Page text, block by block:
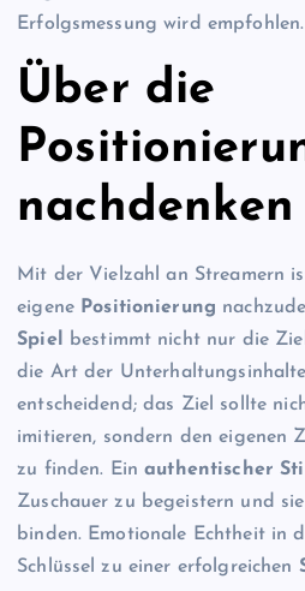
Erfolgsmessung wird empfohlen.
Über die
nachdenken
Mit der Vielzahl an Streamern
eigene Positionierung
Spiel
bestimmt nicht nur die
die Art der
entscheidend; das Ziel sollte
imitieren, sondern den eigenen
zu finden. Einauthentischer Stil
Zuschauer zu begeistern und
binden. Emotionale Echtheit in
Schlüssel zu einer erfolgreichen